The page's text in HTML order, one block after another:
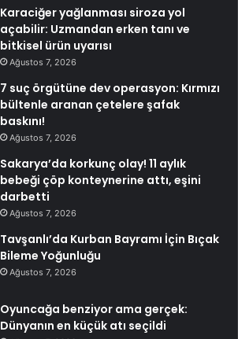
Karaciğer yağlanması siroza yol
açabilir: Uzmandan erken tanı ve
bitkisel ürün uyarısı
Ağustos 7, 2026
7 suç örgütüne dev operasyon: Kırmızı
bültenle aranan çetelere şafak
baskını!
Ağustos 7, 2026
Sakarya’da korkunç olay! 11 aylık
bebeği çöp konteynerine attı, eşini
darbetti
Ağustos 7, 2026
Tavşanlı’da Kurban Bayramı İçin Bıçak
Bileme Yoğunluğu
Ağustos 7, 2026
Oyuncağa benziyor ama gerçek:
Dünyanın en küçük atı seçildi